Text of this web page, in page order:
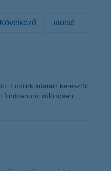
K&H token megújítás
Következő utolsó →
Fotóink adatain keresztül
fordítanunk különösen